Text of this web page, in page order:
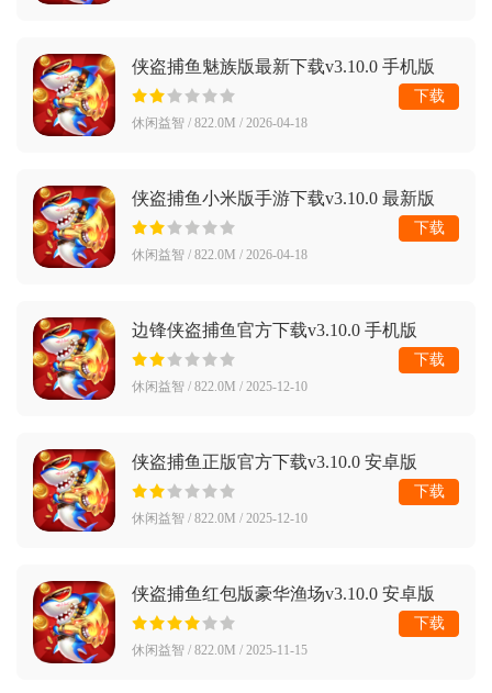
侠盗捕鱼魅族版最新下载v3.10.0 手机版
休闲益智 / 822.0M / 2026-04-18
下载
侠盗捕鱼小米版手游下载v3.10.0 最新版
休闲益智 / 822.0M / 2026-04-18
下载
边锋侠盗捕鱼官方下载v3.10.0 手机版
休闲益智 / 822.0M / 2025-12-10
下载
侠盗捕鱼正版官方下载v3.10.0 安卓版
休闲益智 / 822.0M / 2025-12-10
下载
侠盗捕鱼红包版豪华渔场v3.10.0 安卓版
休闲益智 / 822.0M / 2025-11-15
下载